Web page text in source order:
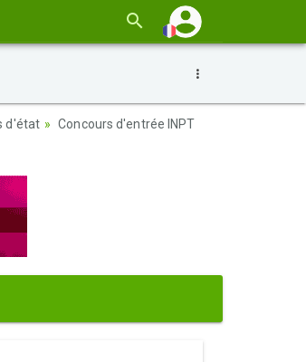
d'état
Concours d'entrée INPT